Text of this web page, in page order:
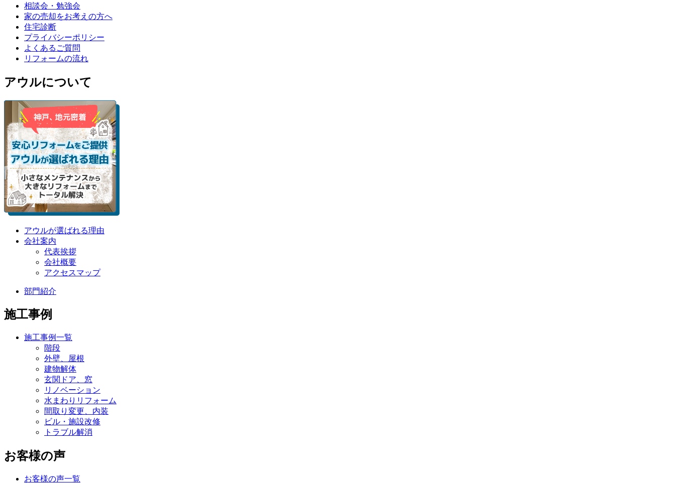
相談会・勉強会
家の売却をお考えの方へ
住宅診断
プライバシーポリシー
よくあるご質問
リフォームの流れ
アウルについて
アウルが選ばれる理由
会社案内
代表挨拶
会社概要
アクセスマップ
部門紹介
施工事例
施工事例一覧
階段
外壁、屋根
建物解体
玄関ドア、窓
リノベーション
水まわりリフォーム
間取り変更、内装
ビル・施設改修
トラブル解消
お客様の声
お客様の声一覧